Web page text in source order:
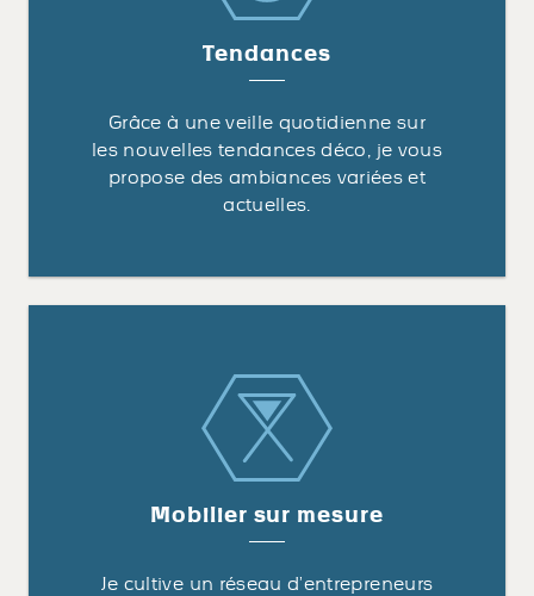
Tendances
Grâce à une veille quotidienne sur
les nouvelles tendances déco, je vous
propose des ambiances variées et
actuelles.
Mobilier sur mesure
Je cultive un réseau d’entrepreneurs